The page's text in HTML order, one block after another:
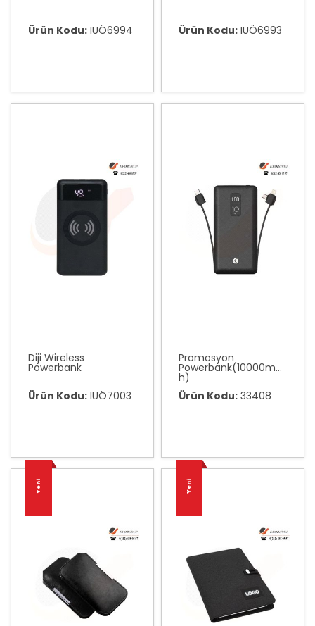
Ürün Kodu: IUÖ6994 Ürün Kodu: IUÖ6993
Diji Wireless
Powerbank
Ürün Kodu: IUÖ7003
Promosyon
Powerbank(10000mA
h)
Ürün Kodu: 33408
Yeni Yeni